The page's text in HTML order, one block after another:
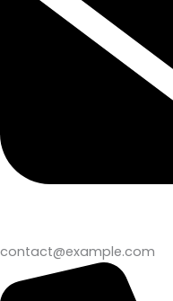
contact@example.com